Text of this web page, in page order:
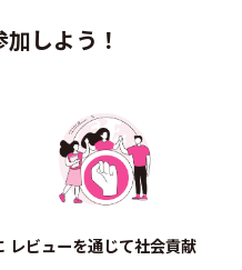
しよう！
レビューを通じて社会貢献